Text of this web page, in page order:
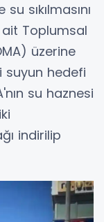
sıkılmasını
Toplumsal
üzerine
suyun hedefi
su haznesi
indirilip